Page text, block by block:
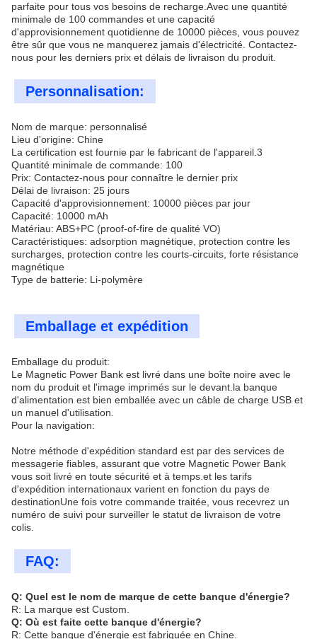
parfaite pour tous vos besoins de recharge.Avec une quantité
minimale de 100 commandes et une capacité
d'approvisionnement quotidienne de 10000 pièces, vous pouvez
être sûr que vous ne manquerez jamais d'électricité. Contactez-
nous pour les derniers prix et délais de livraison du produit.
Personnalisation:
Nom de marque: personnalisé
Lieu d'origine: Chine
La certification est fournie par le fabricant de l'appareil.3
Quantité minimale de commande: 100
Prix: Contactez-nous pour connaître le dernier prix
Délai de livraison: 25 jours
Capacité d'approvisionnement: 10000 pièces par jour
Capacité: 10000 mAh
Matériau: ABS+PC (proof-of-fire de qualité VO)
Caractéristiques: adsorption magnétique, protection contre les
surcharges, protection contre les courts-circuits, forte résistance
magnétique
Type de batterie: Li-polymère
Emballage et expédition
Emballage du produit:
Le Magnetic Power Bank est livré dans une boîte noire avec le
nom du produit et l'image imprimés sur le devant.la banque
d'alimentation est bien emballée avec un câble de charge USB et
un manuel d'utilisation.
Pour la navigation:
Notre méthode d'expédition standard est par des services de
messagerie fiables, assurant que votre Magnetic Power Bank
vous soit livré en toute sécurité et à temps.et les tarifs
d'expédition internationaux varient en fonction du pays de
destinationUne fois votre commande traitée, vous recevrez un
numéro de suivi pour surveiller le statut de livraison de votre
colis.
FAQ:
Q: Quel est le nom de marque de cette banque d'énergie?
R: La marque est Custom.
Q: Où est faite cette banque d'énergie?
R: Cette banque d'énergie est fabriquée en Chine.